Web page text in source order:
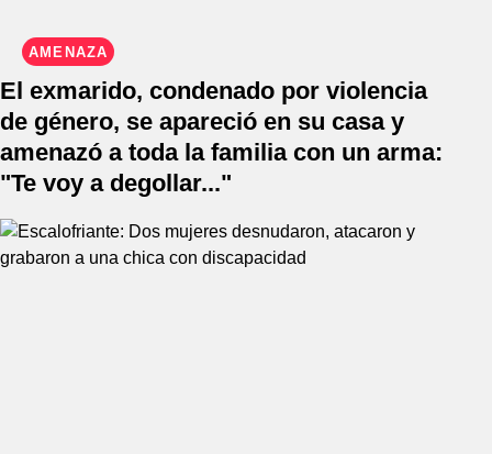
AMENAZA
El exmarido, condenado por violencia
de género, se apareció en su casa y
amenazó a toda la familia con un arma:
"Te voy a degollar..."